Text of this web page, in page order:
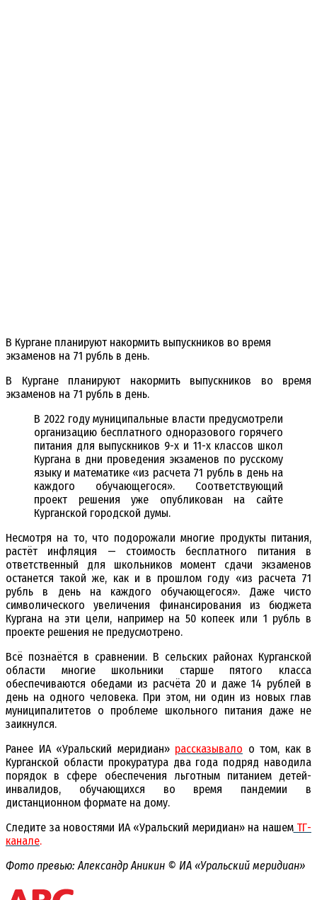
В Кургане планируют накормить выпускников во время
экзаменов на 71 рубль в день.
В Кургане планируют накормить выпускников во время
экзаменов на 71 рубль в день.
В 2022 году муниципальные власти предусмотрели
организацию бесплатного одноразового горячего
питания для выпускников 9-х и 11-х классов школ
Кургана в дни проведения экзаменов по русскому
языку и математике «из расчета 71 рубль в день на
каждого обучающегося». Соответствующий
проект решения уже опубликован на сайте
Курганской городской думы.
Несмотря на то, что подорожали многие продукты питания,
растёт инфляция — стоимость бесплатного питания в
ответственный для школьников момент сдачи экзаменов
останется такой же, как и в прошлом году «из расчета 71
рубль в день на каждого обучающегося». Даже чисто
символического увеличения финансирования из бюджета
Кургана на эти цели, например на 50 копеек или 1 рубль в
проекте решения не предусмотрено.
Всё познаётся в сравнении. В сельских районах Курганской
области многие школьники старше пятого класса
обеспечиваются обедами из расчёта 20 и даже 14 рублей в
день на одного человека. При этом, ни один из новых глав
муниципалитетов о проблеме школьного питания даже не
заикнулся.
Ранее ИА «Уральский меридиан» рассказывало о том, как в
Курганской области прокуратура два года подряд наводила
порядок в сфере обеспечения льготным питанием детей-
инвалидов, обучающихся во время пандемии в
дистанционном формате на дому.
Следите за новостями ИА «Уральский меридиан» на нашем ТГ-
канале.
Фото превью: Александр Аникин © ИА «Уральский меридиан»